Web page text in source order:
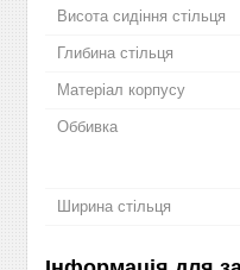
Висота сидіння стільця
Глибина стільця
Матеріал корпусу
Оббивка
Ширина стільця